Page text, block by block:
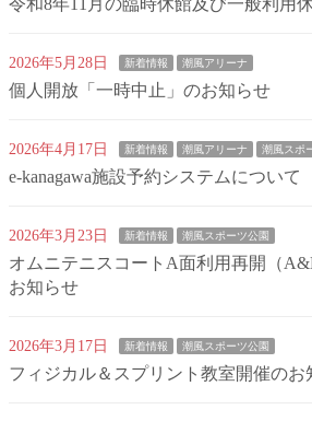
令和8年11月の臨時休館及び一般利用
2026年5月28日 新着情報 潮風アリーナ
個人開放「一時中止」のお知らせ
2026年4月17日 新着情報 潮風アリーナ 潮風スポ
e-kanagawa施設予約システムについて
2026年3月23日 新着情報 潮風スポーツ公園
オムニテニスコートA面利用再開（
お知らせ
2026年3月17日 新着情報 潮風スポーツ公園
フィジカル＆スプリント教室開催のお